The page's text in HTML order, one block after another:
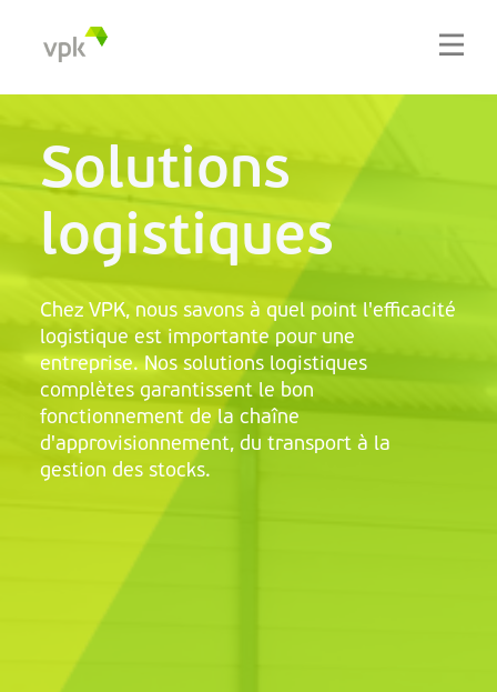
Solutions
logistiques
Chez VPK, nous savons à quel point l'efficacité
logistique est importante pour une
entreprise. Nos solutions logistiques
complètes garantissent le bon
fonctionnement de la chaîne
d'approvisionnement, du transport à la
gestion des stocks.